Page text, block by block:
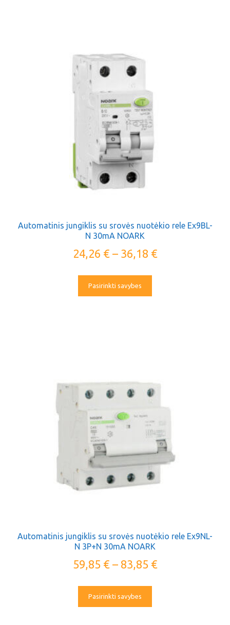
Automatinis jungiklis su srovės nuotėkio rele Ex9BL-
N 30mA NOARK
24,26 €– 36,18 €
Pasirinkti savybes
Automatinis jungiklis su srovės nuotėkio rele Ex9NL-
N 3P+N 30mA NOARK
59,85 €– 83,85 €
Pasirinkti savybes